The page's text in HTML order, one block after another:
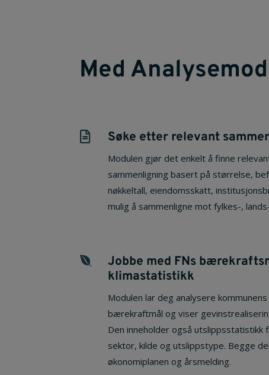
Med
 Søke etter relevant
Modulen gjør det enkelt å finne
sammenligning basert på størrelse,
nøkkeltall, eiendomsskatt,
mulig å sammenligne mot fylkes-,

Jobbe med FNs
klimastatistikk
Modulen lar deg analysere
bærekraftmål og viser
Den inneholder også
sektor, kilde og utslippstype. Begge
økonomiplanen og årsmelding.